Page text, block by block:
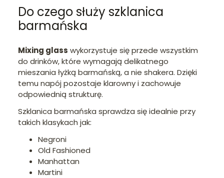
Do czego służy szklanica
barmańska
Mixing glass wykorzystuje się przede wszystkim
do drinków, które wymagają delikatnego
mieszania łyżką barmańską, a nie shakera. Dzięki
temu napój pozostaje klarowny i zachowuje
odpowiednią strukturę.
Szklanica barmańska sprawdza się idealnie przy
takich klasykach jak:
Negroni
Old Fashioned
Manhattan
Martini